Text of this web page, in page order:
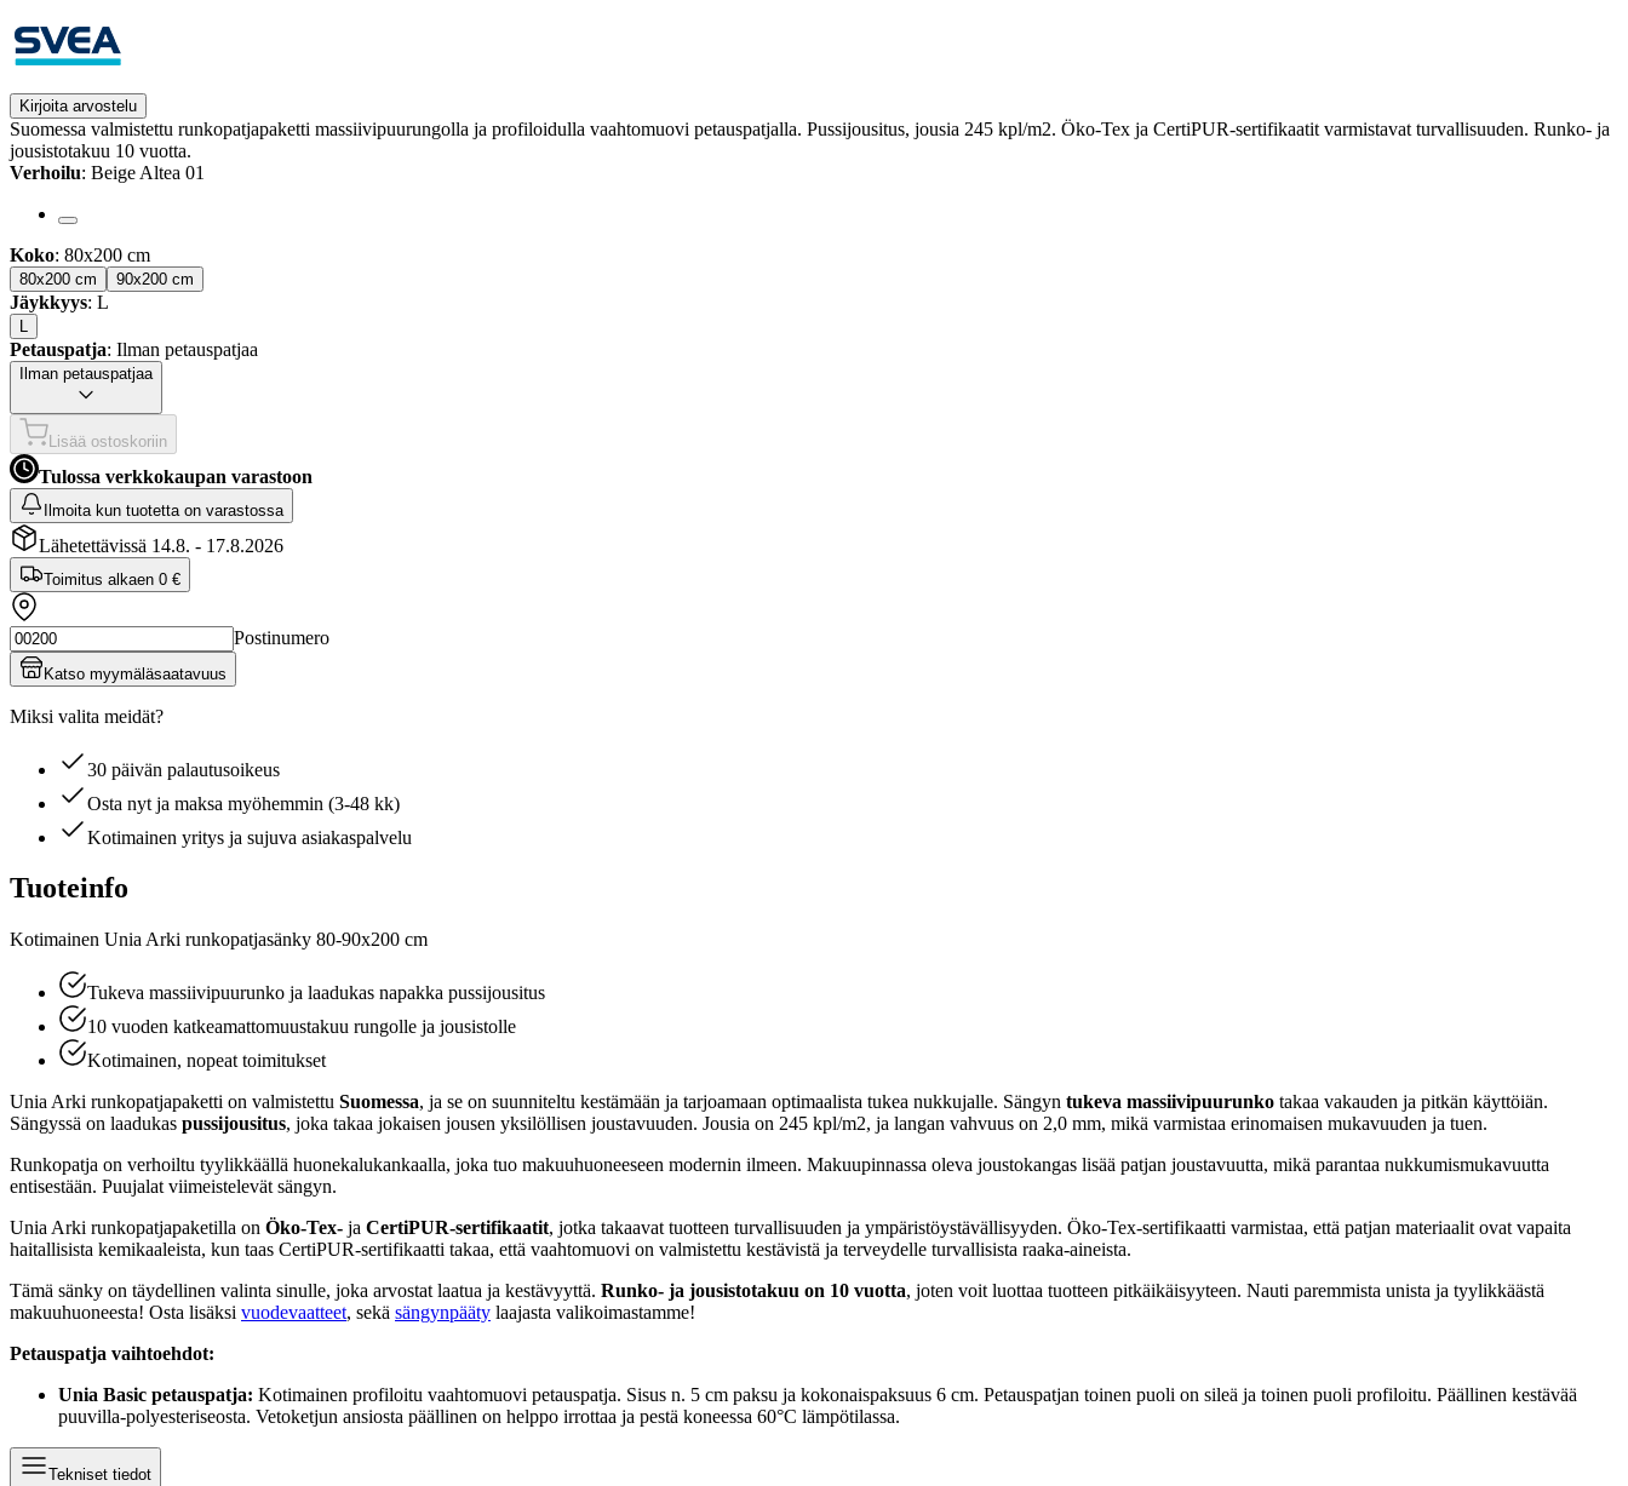
Kirjoita arvostelu
Suomessa valmistettu runkopatjapaketti massiivipuurungolla ja profiloidulla vaahtomuovi petauspatjalla. Pussijousitus, jousia 245 kpl/m2. Öko-Tex ja CertiPUR-sertifikaatit varmistavat turvallisuuden. Runko- ja
jousistotakuu 10 vuotta.
Verhoilu: Beige Altea 01
Koko: 80x200 cm
80x200 cm 90x200 cm
Jäykkyys: L
L
Petauspatja: Ilman petauspatjaa
Ilman petauspatjaa
Lisää ostoskoriin
Tulossa verkkokaupan varastoon
Ilmoita kun tuotetta on varastossa
Lähetettävissä 14.8. - 17.8.2026
Toimitus alkaen 0 €
Postinumero
Katso myymäläsaatavuus
Miksi valita meidät?
30 päivän palautusoikeus
Osta nyt ja maksa myöhemmin (3-48 kk)
Kotimainen yritys ja sujuva asiakaspalvelu
Tuoteinfo
Kotimainen Unia Arki runkopatjasänky 80-90x200 cm
Tukeva massiivipuurunko ja laadukas napakka pussijousitus
10 vuoden katkeamattomuustakuu rungolle ja jousistolle
Kotimainen, nopeat toimitukset
Unia Arki runkopatjapaketti on valmistettu Suomessa, ja se on suunniteltu kestämään ja tarjoamaan optimaalista tukea nukkujalle. Sängyn tukeva massiivipuurunko takaa vakauden ja pitkän käyttöiän.
Sängyssä on laadukas pussijousitus, joka takaa jokaisen jousen yksilöllisen joustavuuden. Jousia on 245 kpl/m2, ja langan vahvuus on 2,0 mm, mikä varmistaa erinomaisen mukavuuden ja tuen.
Runkopatja on verhoiltu tyylikkäällä huonekalukankaalla, joka tuo makuuhuoneeseen modernin ilmeen. Makuupinnassa oleva joustokangas lisää patjan joustavuutta, mikä parantaa nukkumismukavuutta
entisestään. Puujalat viimeistelevät sängyn.
Unia Arki runkopatjapaketilla on Öko-Tex- ja CertiPUR-sertifikaatit, jotka takaavat tuotteen turvallisuuden ja ympäristöystävällisyyden. Öko-Tex-sertifikaatti varmistaa, että patjan materiaalit ovat vapaita
haitallisista kemikaaleista, kun taas CertiPUR-sertifikaatti takaa, että vaahtomuovi on valmistettu kestävistä ja terveydelle turvallisista raaka-aineista.
Tämä sänky on täydellinen valinta sinulle, joka arvostat laatua ja kestävyyttä. Runko- ja jousistotakuu on 10 vuotta, joten voit luottaa tuotteen pitkäikäisyyteen. Nauti paremmista unista ja tyylikkäästä
makuuhuoneesta! Osta lisäksi vuodevaatteet, sekä sängynpääty laajasta valikoimastamme!
Petauspatja vaihtoehdot:
Unia Basic petauspatja: Kotimainen profiloitu vaahtomuovi petauspatja. Sisus n. 5 cm paksu ja kokonaispaksuus 6 cm. Petauspatjan toinen puoli on sileä ja toinen puoli profiloitu. Päällinen kestävää
puuvilla-polyesteriseosta. Vetoketjun ansiosta päällinen on helppo irrottaa ja pestä koneessa 60°C lämpötilassa.
Tekniset tiedot